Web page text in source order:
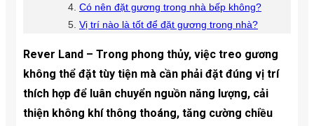
Có nên đặt gương trong nhà bếp không?
Vị trí nào là tốt để đặt gương trong nhà?
Rever Land – Trong phong thủy, việc treo gương
không thể đặt tùy tiện mà cần phải đặt đúng vị trí
thích hợp để luân chuyển nguồn năng lượng, cải
thiện không khí thông thoáng, tăng cường chiều